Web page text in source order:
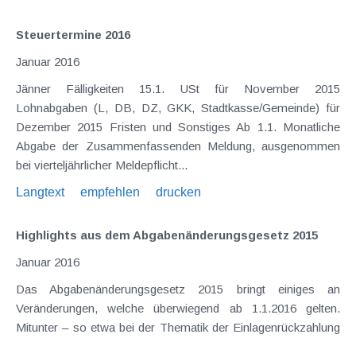
Steuertermine 2016
Januar 2016
Jänner Fälligkeiten 15.1. USt für November 2015
Lohnabgaben (L, DB, DZ, GKK, Stadtkasse/Gemeinde) für
Dezember 2015 Fristen und Sonstiges Ab 1.1. Monatliche
Abgabe der Zusammenfassenden Meldung, ausgenommen
bei vierteljährlicher Meldepflicht...
Langtext
empfehlen drucken
Highlights aus dem Abgabenänderungsgesetz 2015
Januar 2016
Das Abgabenänderungsgesetz 2015 bringt einiges an
Veränderungen, welche überwiegend ab 1.1.2016 gelten.
Mitunter – so etwa bei der Thematik der Einlagenrückzahlung